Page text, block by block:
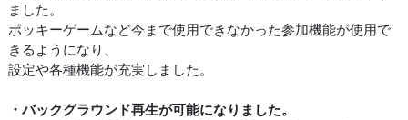
ました。
ポッキーゲームなど今まで使用できなかった参加機能が使用で
きるようになり、
設定や各種機能が充実しました。
・バックグラウンド再生が可能になりました。